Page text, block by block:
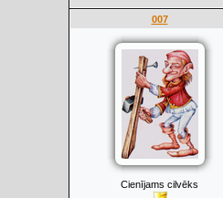
007
Cienījams cilvēks